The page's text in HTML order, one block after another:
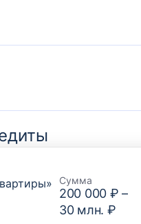
Сумма
200 000 ₽ –
30 млн. ₽